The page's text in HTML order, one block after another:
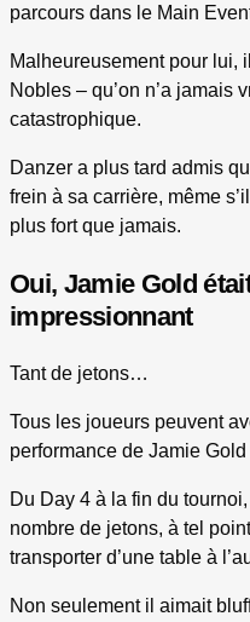
parcours dans le Main
Malheureusement pour lui,
Nobles – qu’on n’a jamais
catastrophique.
Danzer a plus tard admis
frein à sa carrière, même
plus fort que jamais.
Oui, Jamie Gold
impressionnant
Tant de jetons…
Tous les joueurs peuvent
performance de Jamie
Du Day 4 à la fin du
nombre de jetons, à tel
transporter d’une table à
Non seulement il aimait